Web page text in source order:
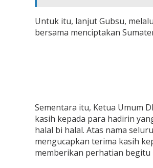
Untuk itu, lanjut Gubsu,
bersama menciptakan
Sementara itu, Ketua Umum
kasih kepada para hadirin
halal bi halal. Atas nama
mengucapkan terima kasih
memberikan perhatian begitu